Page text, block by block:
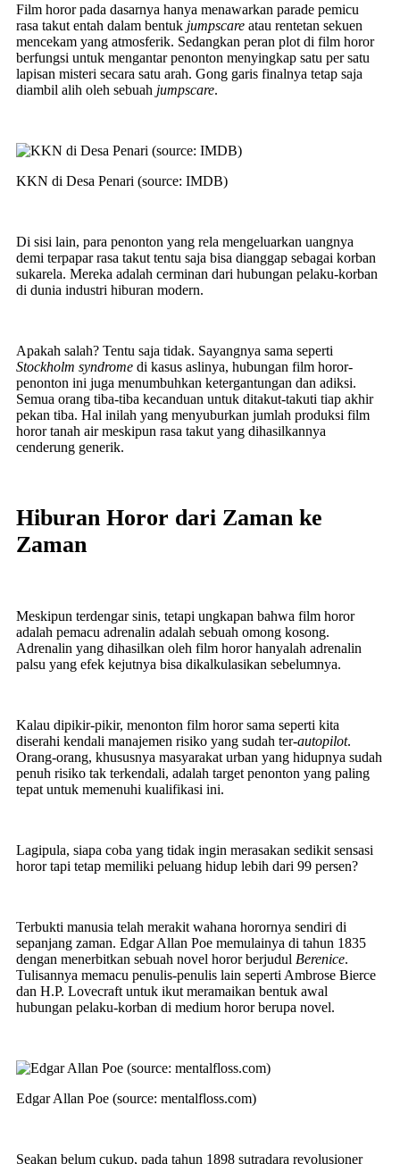
Film horor pada dasarnya hanya menawarkan parade pemicu
rasa takut entah dalam bentuk jumpscare atau rentetan sekuen
mencekam yang atmosferik. Sedangkan peran plot di film horor
berfungsi untuk mengantar penonton menyingkap satu per satu
lapisan misteri secara satu arah. Gong garis finalnya tetap saja
diambil alih oleh sebuah jumpscare.
KKN di Desa Penari (source: IMDB)
Di sisi lain, para penonton yang rela mengeluarkan uangnya
demi terpapar rasa takut tentu saja bisa dianggap sebagai korban
sukarela. Mereka adalah cerminan dari hubungan pelaku-korban
di dunia industri hiburan modern.
Apakah salah? Tentu saja tidak. Sayangnya sama seperti
Stockholm syndrome di kasus aslinya, hubungan film horor-
penonton ini juga menumbuhkan ketergantungan dan adiksi.
Semua orang tiba-tiba kecanduan untuk ditakut-takuti tiap akhir
pekan tiba. Hal inilah yang menyuburkan jumlah produksi film
horor tanah air meskipun rasa takut yang dihasilkannya
cenderung generik.
Hiburan Horor dari Zaman ke
Zaman
Meskipun terdengar sinis, tetapi ungkapan bahwa film horor
adalah pemacu adrenalin adalah sebuah omong kosong.
Adrenalin yang dihasilkan oleh film horor hanyalah adrenalin
palsu yang efek kejutnya bisa dikalkulasikan sebelumnya.
Kalau dipikir-pikir, menonton film horor sama seperti kita
diserahi kendali manajemen risiko yang sudah ter-autopilot.
Orang-orang, khususnya masyarakat urban yang hidupnya sudah
penuh risiko tak terkendali, adalah target penonton yang paling
tepat untuk memenuhi kualifikasi ini.
Lagipula, siapa coba yang tidak ingin merasakan sedikit sensasi
horor tapi tetap memiliki peluang hidup lebih dari 99 persen?
Terbukti manusia telah merakit wahana horornya sendiri di
sepanjang zaman. Edgar Allan Poe memulainya di tahun 1835
dengan menerbitkan sebuah novel horor berjudul Berenice.
Tulisannya memacu penulis-penulis lain seperti Ambrose Bierce
dan H.P. Lovecraft untuk ikut meramaikan bentuk awal
hubungan pelaku-korban di medium horor berupa novel.
Edgar Allan Poe (source: mentalfloss.com)
Seakan belum cukup, pada tahun 1898 sutradara revolusioner